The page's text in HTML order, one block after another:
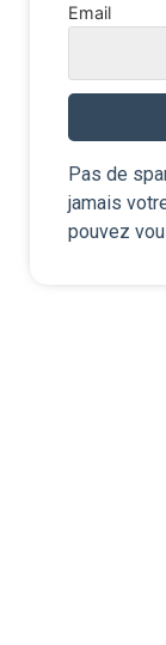
Email
Pas de
jamais
pouvez